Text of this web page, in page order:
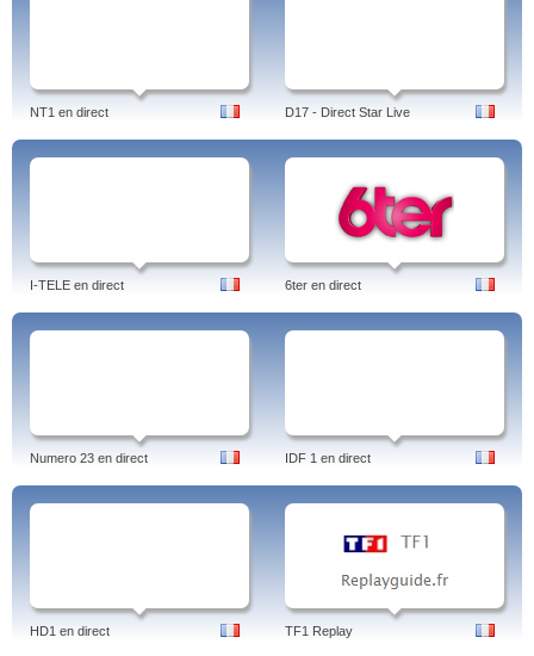
NT1 en direct D17 - Direct Star Live
I-TELE en direct 6ter en direct
Numero 23 en direct IDF 1 en direct
HD1 en direct TF1 Replay